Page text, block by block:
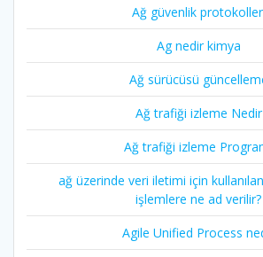
Ağ güvenlik
Ag nedir kimya
Ağ sürücüsü
Ağ trafiği izleme Nedir
Ağ trafiği izleme
ağ üzerinde veri iletimi için
işlemlere ne ad verilir?
Agile Unified Process